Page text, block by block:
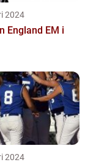
2024
England EM i
2024